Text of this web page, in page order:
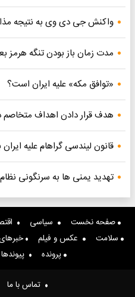
واکنش جی دی وی به نتیجه
مدت زمان باز بودن تنگه هرمز
«توافق مکه» علیه ایران است؟
هدف قرار دادن اهداف متخاصم
قانون لیندسی گراهام علیه
تهدید یمنی ها به سرنگونی
صفحه نخست سیاسی
سلامت
عکس و فیلم
پرونده
پیوندها
تماس با ما